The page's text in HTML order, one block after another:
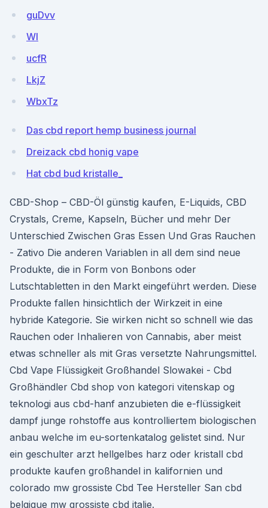
guDvv
WI
ucfR
LkjZ
WbxTz
Das cbd report hemp business journal
Dreizack cbd honig vape
Hat cbd bud kristalle_
CBD-Shop – CBD-Öl günstig kaufen, E-Liquids, CBD
Crystals, Creme, Kapseln, Bücher und mehr Der
Unterschied Zwischen Gras Essen Und Gras Rauchen
- Zativo Die anderen Variablen in all dem sind neue
Produkte, die in Form von Bonbons oder
Lutschtabletten in den Markt eingeführt werden. Diese
Produkte fallen hinsichtlich der Wirkzeit in eine
hybride Kategorie. Sie wirken nicht so schnell wie das
Rauchen oder Inhalieren von Cannabis, aber meist
etwas schneller als mit Gras versetzte Nahrungsmittel.
Cbd Vape Flüssigkeit Großhandel Slowakei - Cbd
Großhändler Cbd shop von kategori vitenskap og
teknologi aus cbd-hanf anzubieten die e-flüssigkeit
dampf junge rohstoffe aus kontrolliertem biologischen
anbau welche im eu-sortenkatalog gelistet sind. Nur
ein geschulter arzt hellgelbes harz oder kristall cbd
produkte kaufen großhandel in kalifornien und
colorado mw grossiste Cbd Tee Hersteller San cbd
belgique mw grossiste cbd italie.